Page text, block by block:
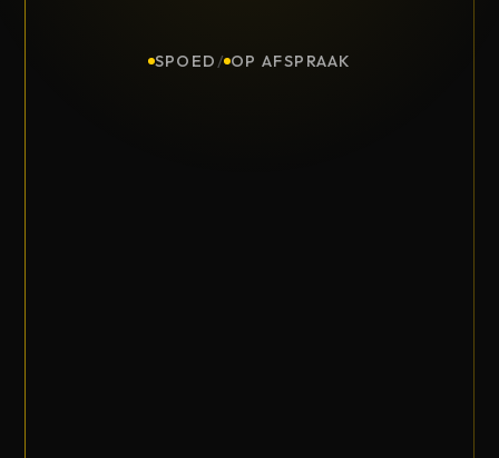
SPOED / OP AFSPRAAK